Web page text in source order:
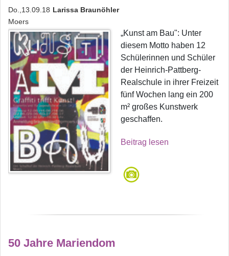
Do.,13.09.18 Larissa Braunöhler
Moers
„Kunst am Bau": Unter
diesem Motto haben 12
Schülerinnen und Schüler
der Heinrich-Pattberg-
Realschule in ihrer Freizeit
fünf Wochen lang ein 200
m² großes Kunstwerk
geschaffen.
Beitrag lesen
50 Jahre Mariendom